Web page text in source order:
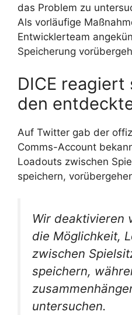
das Problem zu
Als vorläufige
Entwicklerteam
Speicherung
DICE reagiert
den
Auf Twitter gab der
Comms-Account
Loadouts zwischen
speichern,
Wir deaktivieren
die Möglichkeit,
zwischen
speichern,
untersuchen.